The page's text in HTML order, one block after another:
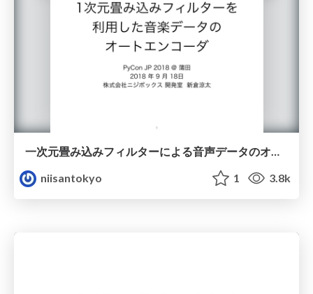
一次元畳み込みフィルターによる音声データのオートエンコーダ
niisantokyo
1 3.8k